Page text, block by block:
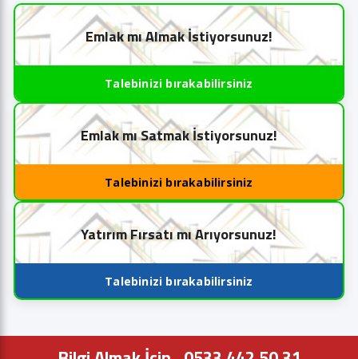
Emlak mı Almak İstiyorsunuz!
Talebinizi bırakabilirsiniz
Emlak mı Satmak İstiyorsunuz!
Talebinizi bırakabilirsiniz
Yatırım Fırsatı mı Arıyorsunuz!
Talebinizi bırakabilirsiniz